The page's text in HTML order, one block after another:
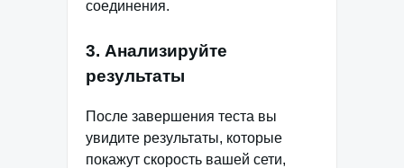
соединения.
3. Анализируйте
результаты
После завершения теста вы
увидите результаты, которые
покажут скорость вашей сети,